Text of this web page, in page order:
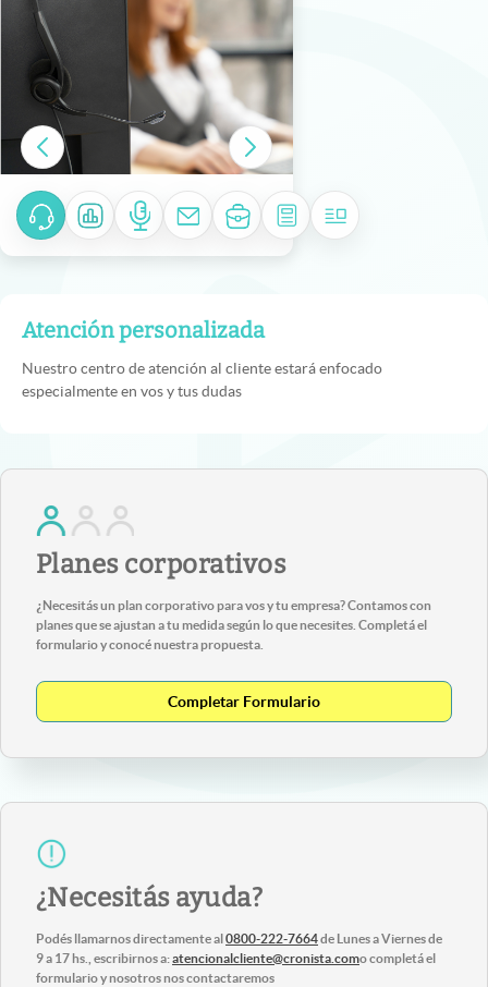
Atención personalizada
Nuestro centro de atención al cliente estará enfocado
especialmente en vos y tus dudas
Planes corporativos
¿Necesitás un plan corporativo para vos y tu empresa? Contamos con
planes que se ajustan a tu medida según lo que necesites. Completá el
formulario y conocé nuestra propuesta.
Completar Formulario
¿Necesitás ayuda?
Podés llamarnos directamente al 0800-222-7664de Lunes a Viernes de
9 a 17 hs., escribirnos a:atencionalcliente@cronista.como completá el
formulario y nosotros nos contactaremos